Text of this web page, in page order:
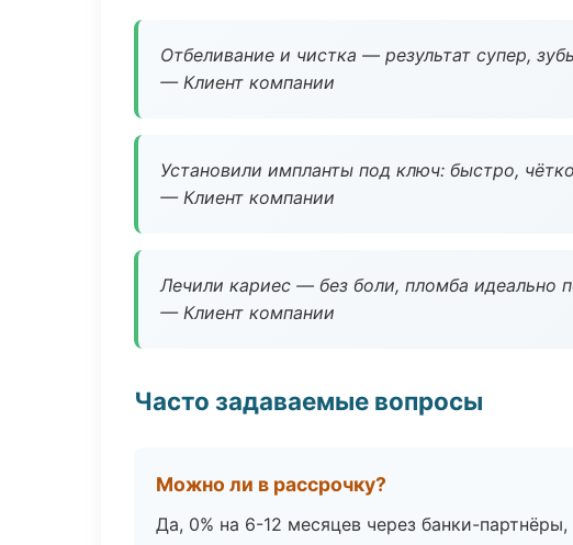
Отбеливание и чистка — результат супер,
— Клиент компании
Установили импланты под ключ: быстро,
— Клиент компании
Лечили кариес — без боли, пломба идеально
— Клиент компании
Часто задаваемые вопросы
Можно ли в рассрочку?
Да, 0% на 6-12 месяцев через банки-партнёры,